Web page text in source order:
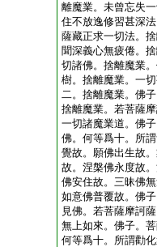
離魔業。未曾忘失
住不放逸修習甚深
薩藏正求一切法。
聞深義心無疲倦。
切諸佛。捨離魔業
樹。捨離魔業。一
二。捨離魔業。佛
捨離魔業。若菩薩
一切諸魔業道。佛
佛。何等爲十。所
覺故。願佛出生故
故。涅槃佛永度故
佛安住故。三昧佛
如意佛普覆故。佛
見佛。若菩薩摩訶
無上如來。佛子。
何等爲十。所謂勸